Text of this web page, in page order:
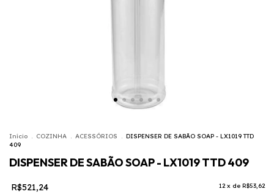
Início . COZINHA . ACESSÓRIOS . DISPENSER DE SABÃO SOAP - LX1019 TTD
409
DISPENSER DE SABÃO SOAP - LX1019 TTD 409
R$521,24 12 x de R$53,62